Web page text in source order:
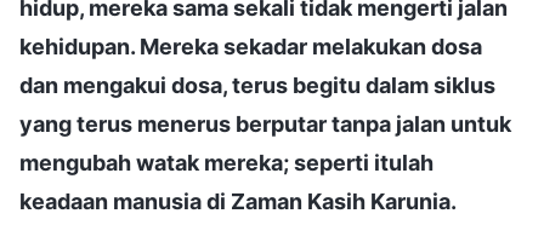
hidup, mereka sama sekali tidak mengerti jalan
kehidupan. Mereka sekadar melakukan dosa
dan mengakui dosa, terus begitu dalam siklus
yang terus menerus berputar tanpa jalan untuk
mengubah watak mereka; seperti itulah
keadaan manusia di Zaman Kasih Karunia.